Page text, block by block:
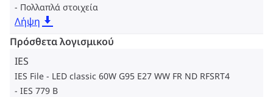
Πολλαπλά στοιχεία
Λήψη
Πρόσθετα λογισμικού
IES
IES File - LED classic 60W G95 E27 WW FR ND RFSRT4
IES 779 B